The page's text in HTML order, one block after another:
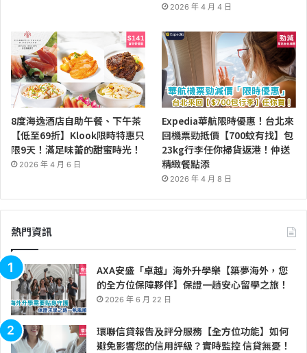
2026 年 4 月 4 日
8度海逸酒店自助午餐、下午茶
【低至69折】Klook限時特惠只
限9天！滿足味蕾的甜蜜時光！
2026 年 4 月 6 日
Expedia華航限時優惠！台北來
回機票勁抵價【700蚊有找】包
23kg行李任你掃貨返港！仲送
精緻餐點添
2026 年 4 月 8 日
熱門資訊
AXA安盛「卓越」海外升學樂【築夢海外，您
的全方位保障夥伴】保證一趟安心留學之旅！
2026 年 6 月 22 日
環聯信貸報告及評分服務【全方位功能】如何
避免影響您的信用評級？實時監控 信貸無憂！